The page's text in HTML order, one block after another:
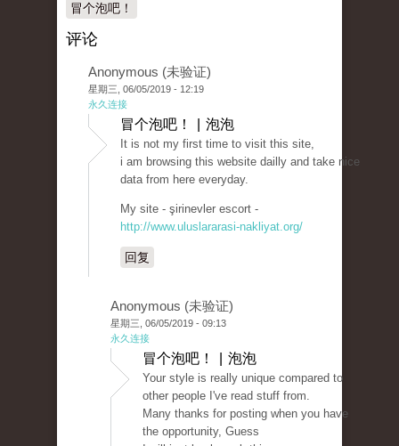
冒个泡吧！
评论
Anonymous (未验证)
星期三, 06/05/2019 - 12:19
永久连接
冒个泡吧！ | 泡泡
It is not my first time to visit this site,
i am browsing this website dailly and take nice
data from here everyday.
My site - şirinevler escort -
http://www.uluslararasi-nakliyat.org/
回复
Anonymous (未验证)
星期三, 06/05/2019 - 09:13
永久连接
冒个泡吧！ | 泡泡
Your style is really unique compared to
other people I've read stuff from.
Many thanks for posting when you have
the opportunity, Guess